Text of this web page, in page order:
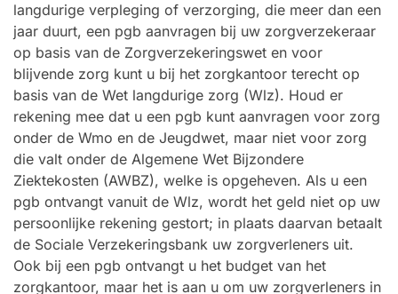
langdurige verpleging of verzorging, die meer dan een
jaar duurt, een pgb aanvragen bij uw zorgverzekeraar
op basis van de Zorgverzekeringswet en voor
blijvende zorg kunt u bij het zorgkantoor terecht op
basis van de Wet langdurige zorg (Wlz). Houd er
rekening mee dat u een pgb kunt aanvragen voor zorg
onder de Wmo en de Jeugdwet, maar niet voor zorg
die valt onder de Algemene Wet Bijzondere
Ziektekosten (AWBZ), welke is opgeheven. Als u een
pgb ontvangt vanuit de Wlz, wordt het geld niet op uw
persoonlijke rekening gestort; in plaats daarvan betaalt
de Sociale Verzekeringsbank uw zorgverleners uit.
Ook bij een pgb ontvangt u het budget van het
zorgkantoor, maar het is aan u om uw zorgverleners in